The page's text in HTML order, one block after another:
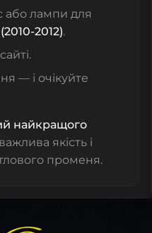
або лампи для
2012).
— і очікуйте
найкращого
якість і
променя.